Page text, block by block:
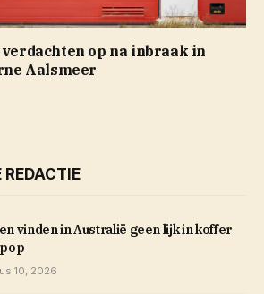
op na inbraak in
Aalsmeer
REDACTIE
vinden in Australië geen lijk in koffer
10, 2026